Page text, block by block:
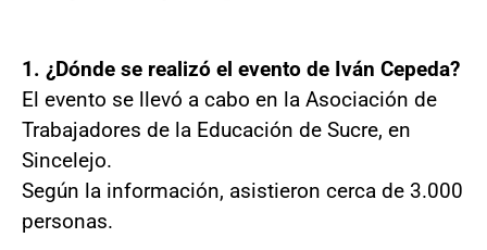
1. ¿Dónde se realizó el evento de Iván Cepeda?
El evento se llevó a cabo en la Asociación de
Trabajadores de la Educación de Sucre, en
Sincelejo.
Según la información, asistieron cerca de 3.000
personas.